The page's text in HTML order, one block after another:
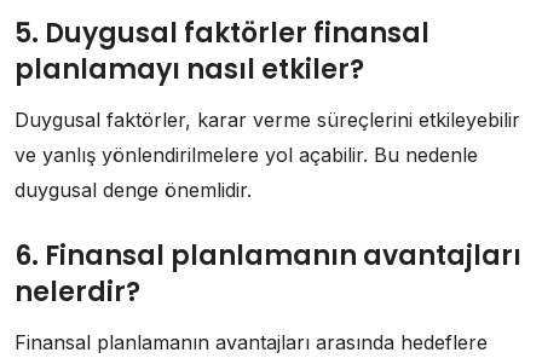
5. Duygusal faktörler finansal
planlamayı nasıl etkiler?
Duygusal faktörler, karar verme süreçlerini etkileyebilir
ve yanlış yönlendirilmelere yol açabilir. Bu nedenle
duygusal denge önemlidir.
6. Finansal planlamanın avantajları
nelerdir?
Finansal planlamanın avantajları arasında hedeflere